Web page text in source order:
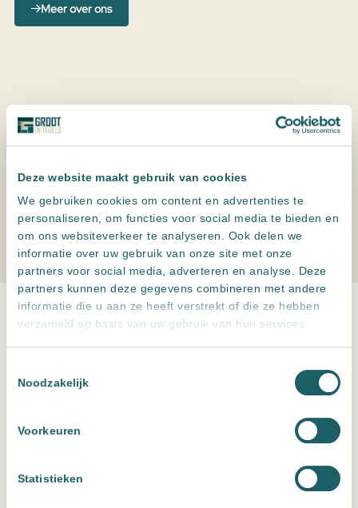
Deze website maakt gebruik van cookies
We gebruiken cookies om content en advertenties te
personaliseren, om functies voor social media te bieden en
om ons websiteverkeer te analyseren. Ook delen we
informatie over uw gebruik van onze site met onze
partners voor social media, adverteren en analyse. Deze
partners kunnen deze gegevens combineren met andere
informatie die u aan ze heeft verstrekt of die ze hebben
verzameld op basis van uw gebruik van hun services.
Noodzakelijk
Voorkeuren
Statistieken
Meer over ons